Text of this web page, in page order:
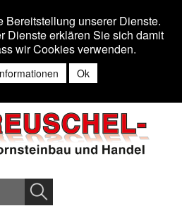
Anmelden
MENU Toggle
Bereitstellung unserer Dienste.
Dienste erklären Sie sich damit
wir Cookies verwenden.
Ok